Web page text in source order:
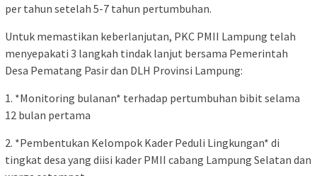
per tahun setelah 5-7 tahun pertumbuhan.
Untuk memastikan keberlanjutan, PKC PMII Lampung telah
menyepakati 3 langkah tindak lanjut bersama Pemerintah
Desa Pematang Pasir dan DLH Provinsi Lampung:
1. *Monitoring bulanan* terhadap pertumbuhan bibit selama
12 bulan pertama
2. *Pembentukan Kelompok Kader Peduli Lingkungan* di
tingkat desa yang diisi kader PMII cabang Lampung Selatan dan